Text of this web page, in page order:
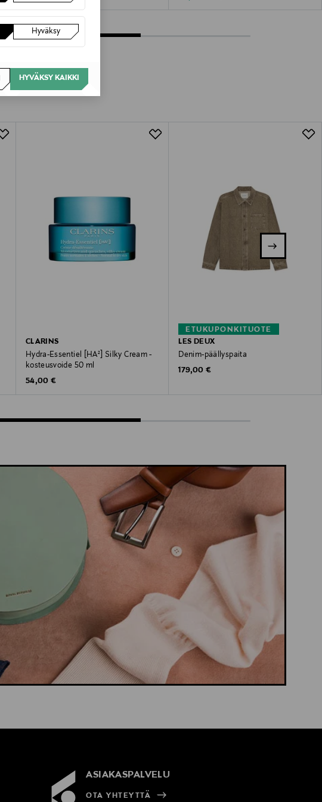
Hyväksy
HYVÄKSY KAIKKI
CLARINS
Hydra-Essentiel [HA²] Silky Cream -
kosteusvoide 50 ml
Original Price
54,00 €
ETUKUPONKITUOTE
LES DEUX
Denim-päällyspaita
Original Price
179,00 €
ASIAKASPALVELU
OTA YHTEYTTÄ